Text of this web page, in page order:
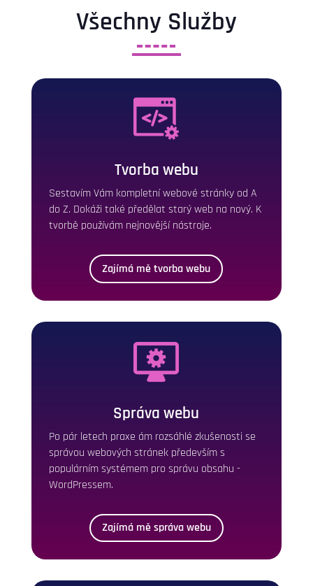
Všechny Služby
Tvorba webu
Sestavím Vám kompletní webové stránky od A
do Z. Dokáži také předělat starý web na nový. K
tvorbě používám nejnovější nástroje.
Zajímá mě tvorba webu
Správa webu
Po pár letech praxe ám rozsáhlé zkušenosti se
správou webových stránek především s
populárním systémem pro správu obsahu -
WordPressem.
Zajímá mě správa webu